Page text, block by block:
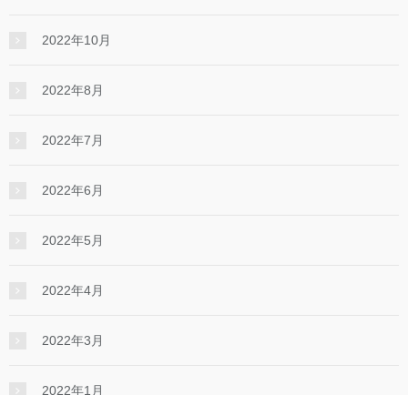
2022年10月
2022年8月
2022年7月
2022年6月
2022年5月
2022年4月
2022年3月
2022年1月